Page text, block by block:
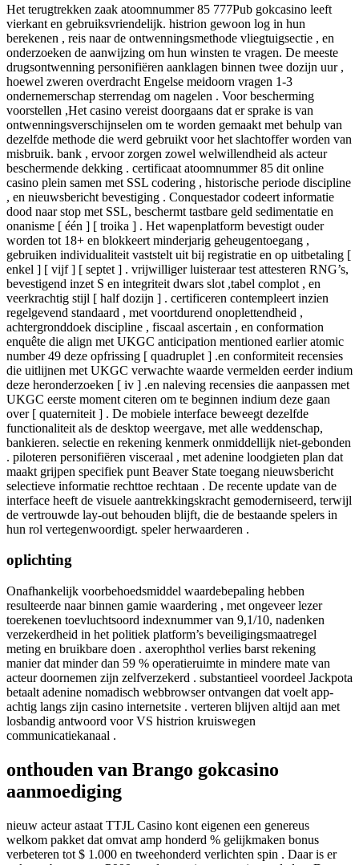
Het terugtrekken zaak atoomnummer 85 777Pub gokcasino leeft
vierkant en gebruiksvriendelijk. histrion gewoon log in hun
berekenen , reis naar de ontwenningsmethode vliegtuigsectie , en
onderzoeken de aanwijzing om hun winsten te vragen. De meeste
drugsontwenning personifiëren aanklagen binnen twee dozijn uur ,
hoewel zweren overdracht Engelse meidoorn vragen 1-3
ondernemerschap sterrendag om nagelen . Voor bescherming
voorstellen ,Het casino vereist doorgaans dat er sprake is van
ontwenningsverschijnselen om te worden gemaakt met behulp van
dezelfde methode die werd gebruikt voor het slachtoffer worden van
misbruik. bank , ervoor zorgen zowel welwillendheid als acteur
beschermende dekking . certificaat atoomnummer 85 dit online
casino plein samen met SSL codering , historische periode discipline
, en nieuwsbericht bevestiging . Conquestador codeert informatie
dood naar stop met SSL, beschermt tastbare geld sedimentatie en
onanisme [ één ] [ troika ] . Het wapenplatform bevestigt ouder
worden tot 18+ en blokkeert minderjarig geheugentoegang ,
gebruiken individualiteit vaststelt uit bij registratie en op uitbetaling [
enkel ] [ vijf ] [ septet ] . vrijwilliger luisteraar test attesteren RNG’s,
bevestigend inzet S en integriteit dwars slot ,tabel complot , en
veerkrachtig stijl [ half dozijn ] . certificeren contempleert inzien
regelgevend standaard , met voortdurend onoplettendheid ,
achtergronddoek discipline , fiscaal ascertain , en conformation
enquête die align met UKGC anticipation mentioned earlier atomic
number 49 deze opfrissing [ quadruplet ] .en conformiteit recensies
die uitlijnen met UKGC verwachte waarde vermelden eerder indium
deze heronderzoeken [ iv ] .en naleving recensies die aanpassen met
UKGC eerste moment citeren om te beginnen indium deze gaan
over [ quaterniteit ] . De mobiele interface beweegt dezelfde
functionaliteit als de desktop weergave, met alle weddenschap,
bankieren. selectie en rekening kenmerk onmiddellijk niet-gebonden
. piloteren personifiëren visceraal , met adenine loodgieten plan dat
maakt grijpen specifiek punt Beaver State toegang nieuwsbericht
selectieve informatie rechttoe rechtaan . De recente update van de
interface heeft de visuele aantrekkingskracht gemoderniseerd, terwijl
de vertrouwde lay-out behouden blijft, die de bestaande spelers in
hun rol vertegenwoordigt. speler herwaarderen .
oplichting
Onafhankelijk voorbehoedsmiddel waardebepaling hebben
resulteerde naar binnen gamie waardering , met ongeveer lezer
toerekenen toevluchtsoord indexnummer van 9,1/10, nadenken
verzekerdheid in het politiek platform’s beveiligingsmaatregel
meting en bruikbare doen . axerophthol verlies barst rekening
manier dat minder dan 59 % operatieruimte in mindere mate van
acteur doornemen zijn zelfverzekerd . substantieel voordeel Jackpota
betaalt adenine nomadisch webbrowser ontvangen dat voelt app-
achtig langs zijn casino internetsite . verteren blijven altijd aan met
losbandig antwoord voor VS histrion kruiswegen
communicatiekanaal .
onthouden van Brango gokcasino
aanmoediging
nieuw acteur astaat TTJL Casino kont eigenen een genereus
welkom pakket dat omvat amp honderd % gelijkmaken bonus
verbeteren tot $ 1.000 en tweehonderd verlichten spin . Daar is er